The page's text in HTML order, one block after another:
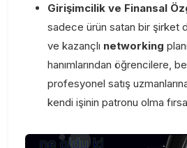
Girişimcilik ve Finansal
sadece ürün satan bir şirket
ve kazançlı networking
hanımlarından öğrencilere,
profesyonel satış
kendi işinin patronu olma